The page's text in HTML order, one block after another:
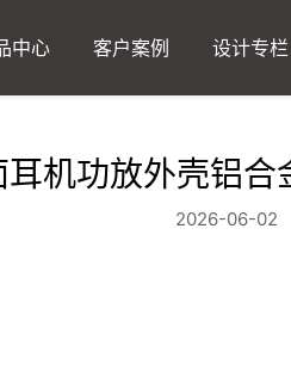
中心 客户案例 设计专栏
耳机功放外壳铝合
2026-06-02